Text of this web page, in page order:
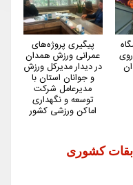
پیگیری پروژه‌های
عمرانی ورزش همدان
در دیدار مدیرکل ورزش
و جوانان استان با
مدیرعامل شرکت
توسعه و نگهداری
اماکن ورزشی کشور
کشوری